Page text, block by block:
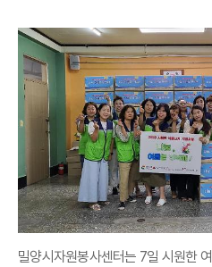
밀양시자원봉사센터는 7일 시원한